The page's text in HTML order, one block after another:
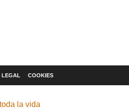
LEGAL COOKIES